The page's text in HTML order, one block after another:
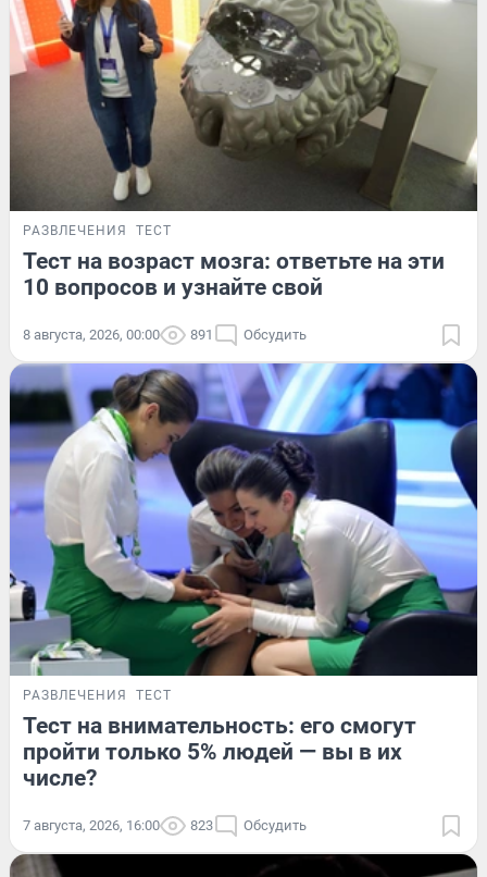
РАЗВЛЕЧЕНИЯ ТЕСТ
Тест на возраст мозга: ответьте на эти
10 вопросов и узнайте свой
8 августа, 2026, 00:00 891 Обсудить
РАЗВЛЕЧЕНИЯ ТЕСТ
Тест на внимательность: его смогут
пройти только 5% людей — вы в их
числе?
7 августа, 2026, 16:00 823 Обсудить